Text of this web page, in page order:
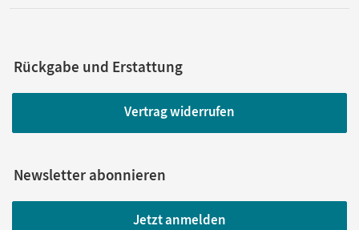
Rückgabe und Erstattung
Vertrag widerrufen
Newsletter abonnieren
Jetzt anmelden